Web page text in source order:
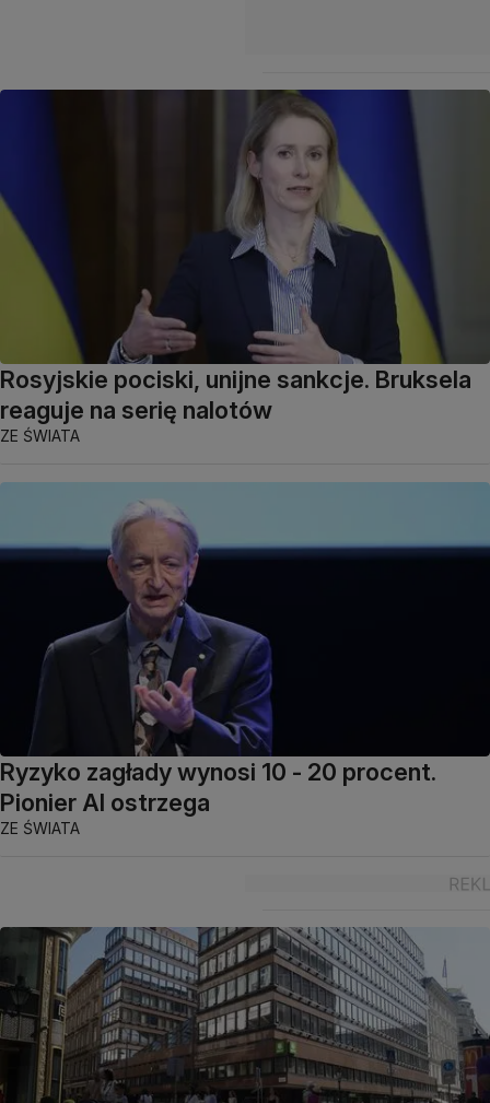
Rosyjskie pociski, unijne sankcje. Bruksela
reaguje na serię nalotów
ZE ŚWIATA
Ryzyko zagłady wynosi 10 - 20 procent.
Pionier AI ostrzega
ZE ŚWIATA